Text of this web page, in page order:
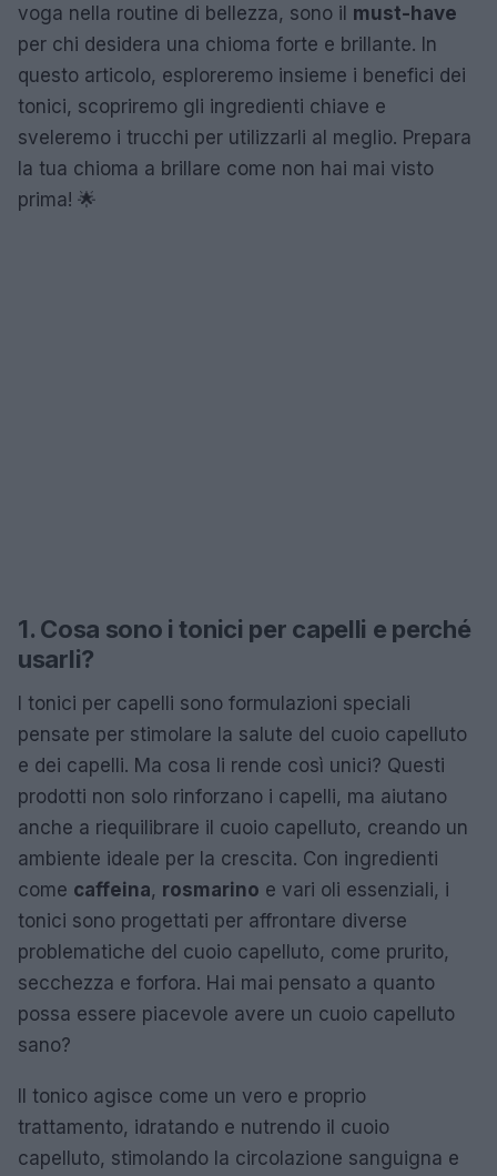
voga nella routine di bellezza, sono il must-have
per chi desidera una chioma forte e brillante. In
questo articolo, esploreremo insieme i benefici dei
tonici, scopriremo gli ingredienti chiave e
sveleremo i trucchi per utilizzarli al meglio. Prepara
la tua chioma a brillare come non hai mai visto
prima! 🌟
1. Cosa sono i tonici per capelli e perché
usarli?
I tonici per capelli sono formulazioni speciali
pensate per stimolare la salute del cuoio capelluto
e dei capelli. Ma cosa li rende così unici? Questi
prodotti non solo rinforzano i capelli, ma aiutano
anche a riequilibrare il cuoio capelluto, creando un
ambiente ideale per la crescita. Con ingredienti
come caffeina, rosmarino e vari oli essenziali, i
tonici sono progettati per affrontare diverse
problematiche del cuoio capelluto, come prurito,
secchezza e forfora. Hai mai pensato a quanto
possa essere piacevole avere un cuoio capelluto
sano?
Il tonico agisce come un vero e proprio
trattamento, idratando e nutrendo il cuoio
capelluto, stimolando la circolazione sanguigna e